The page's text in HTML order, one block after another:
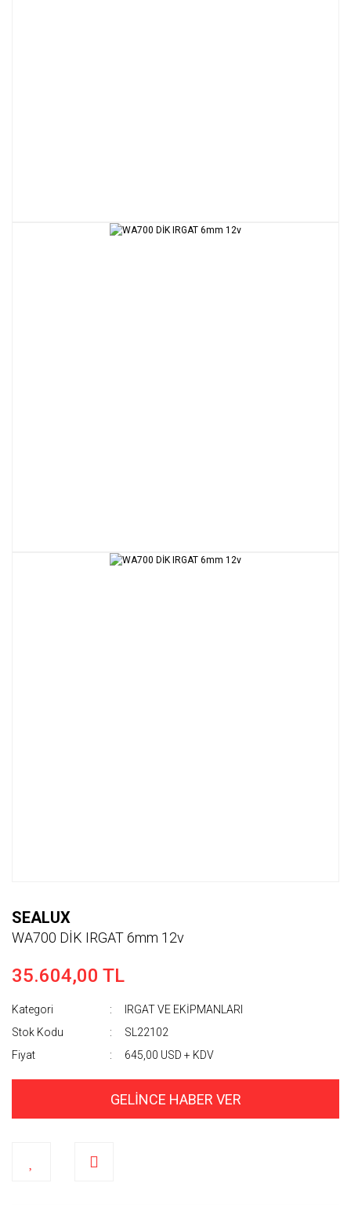
SEALUX
WA700 DİK IRGAT 6mm 12v
35.604,00 TL
Kategori
IRGAT VE EKİPMANLARI
Stok Kodu
SL22102
Fiyat
645,00 USD + KDV
GELİNCE HABER VER